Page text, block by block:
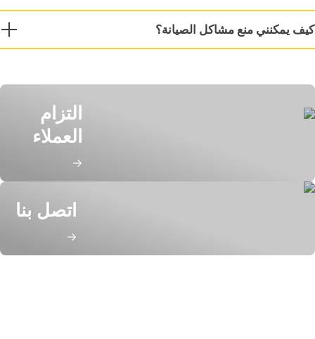
منع مشاكل الصيانة؟
التزام
العملاء
اتصل بنا